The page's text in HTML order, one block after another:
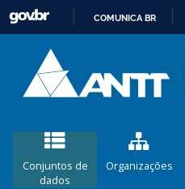
COMUNICA BR
Conjuntos de
dados
Organizações